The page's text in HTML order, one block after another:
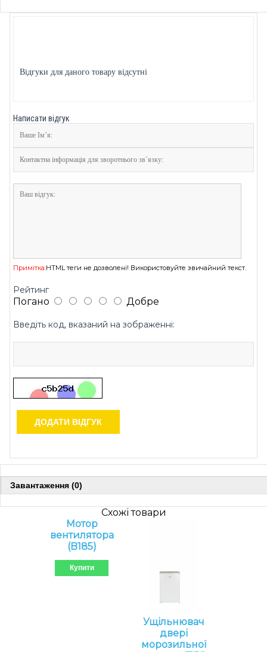
Відгуки для даного товару відсутні
Написати відгук
Примітка:HTML теги не дозволені! Використовуйте звичайний текст.
Рейтинг
Погано Добре
Введіть код, вказаний на зображенні:
ДОДАТИ ВІДГУК
Завантаження (0)
Схожі товари
Мотор
вентилятора
(B185)
Купити
Ущільнювач
двері
морозильної